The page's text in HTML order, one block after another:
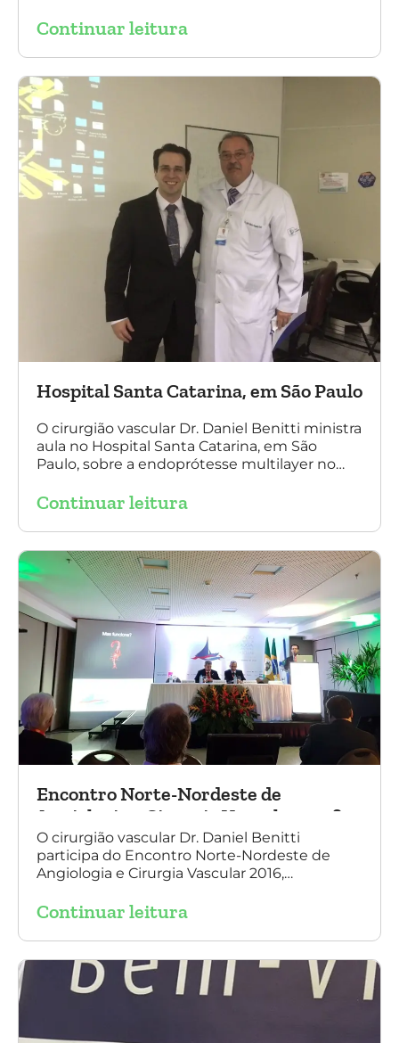
de cirurgia endovascular. O evento também
Amato e do Dr. Adnam Neser.
Continuar leitura
Hospital Santa Catarina, em São Paulo
O cirurgião vascular Dr. Daniel Benitti ministra
aula no Hospital Santa Catarina, em São
Paulo, sobre a endoprótesse multilayer no
experiência nacional e mundial com esta
Daniel Benitti e à direita Dr. Carlos Alberto
Fernandes Costa)
Continuar leitura
Encontro Norte-Nordeste de
Angiologia e Cirurgia Vascular 2016
O cirurgião vascular Dr. Daniel Benitti
participa do Encontro Norte-Nordeste de
Angiologia e Cirurgia Vascular 2016,
aneurisma da Aorta.
Continuar leitura